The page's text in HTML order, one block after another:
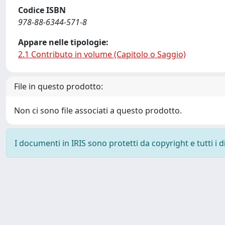
Codice ISBN
978-88-6344-571-8
Appare nelle tipologie:
2.1 Contributo in volume (Capitolo o Saggio)
File in questo prodotto:
Non ci sono file associati a questo prodotto.
I documenti in IRIS sono protetti da copyright e tutti i